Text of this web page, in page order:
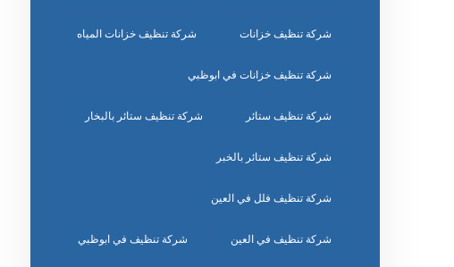
شركة تنظيف خزانات شركة تنظيف خزانات المياه
شركة تنظيف خزانات في ابوظبي
شركة تنظيف ستائر شركة تنظيف ستائر بالبخار
شركة تنظيف ستائر بالخبر
شركة تنظيف فلل في العين
شركة تنظيف في العين شركة تنظيف في ابوظبي